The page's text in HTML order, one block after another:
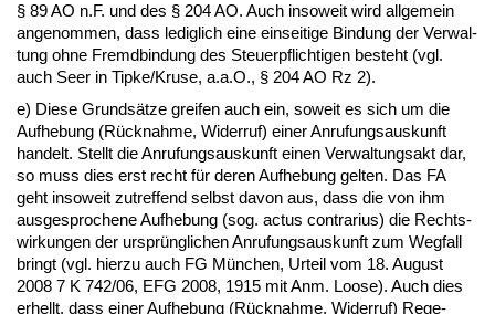
§ 89 AO n.F. und des § 204 AO. Auch in­so­weit wird all­ge­mein
an­ge­nom­men, dass le­dig­lich ei­ne ein­sei­ti­ge Bin­dung der Ver­wal­
tung oh­ne Fremd­bin­dung des Steu­er­pflich­ti­gen be­steht (vgl.
auch Seer in Tip­ke/Kru­se, a.a.O., § 204 AO Rz 2).
e) Die­se Grundsätze grei­fen auch ein, so­weit es sich um die
Auf­he­bung (Rück­nah­me, Wi­der­ruf) ei­ner An­ru­fungs­aus­kunft
han­delt. Stellt die An­ru­fungs­aus­kunft ei­nen Ver­wal­tungs­akt dar,
so muss dies erst recht für de­ren Auf­he­bung gel­ten. Das FA
geht in­so­weit zu­tref­fend selbst da­von aus, dass die von ihm
aus­ge­spro­che­ne Auf­he­bung (sog. ac­tus con­tra­ri­us) die Rechts­
wir­kun­gen der ursprüng­li­chen An­ru­fungs­aus­kunft zum Weg­fall
bringt (vgl. hier­zu auch FG München, Ur­teil vom 18. Au­gust
2008 7 K 742/06, EFG 2008, 1915 mit Anm. Loo­se). Auch dies
er­hellt, dass ei­ner Auf­he­bung (Rück­nah­me, Wi­der­ruf) Re­ge­